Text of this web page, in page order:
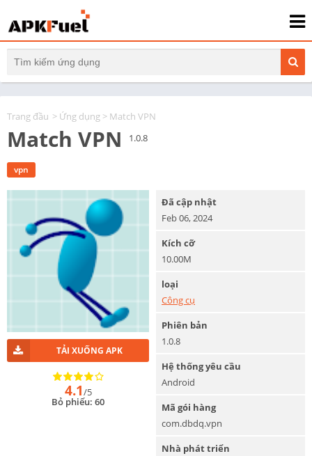
Trang đầu > Ứng dụng > Match VPN
Match VPN 1.0.8
vpn
TẢI XUỐNG APK
4.1/5
Bỏ phiếu: 60
Đã cập nhật
Feb 06, 2024
Kích cỡ
10.00M
loại
Công cụ
Phiên bản
1.0.8
Hệ thống yêu cầu
Android
Mã gói hàng
com.dbdq.vpn
Nhà phát triển